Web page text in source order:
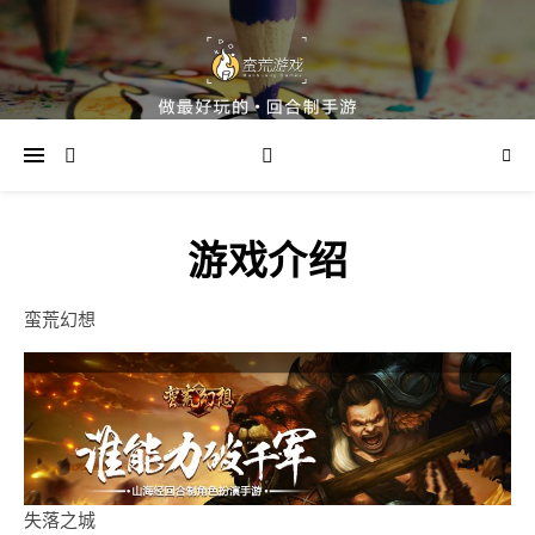
游戏介绍
蛮荒幻想
失落之城